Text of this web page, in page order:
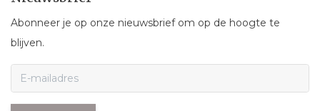
Abonneer je op onze nieuwsbrief om op de hoogte te
blijven.